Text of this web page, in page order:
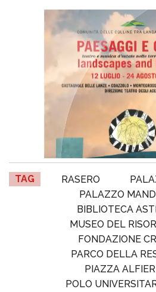
TAG RASERO
PALAZZO
BIBLIOTECA
MUSEO DEL
FONDAZIONE
PARCO DELLA
PIAZZA
POLO